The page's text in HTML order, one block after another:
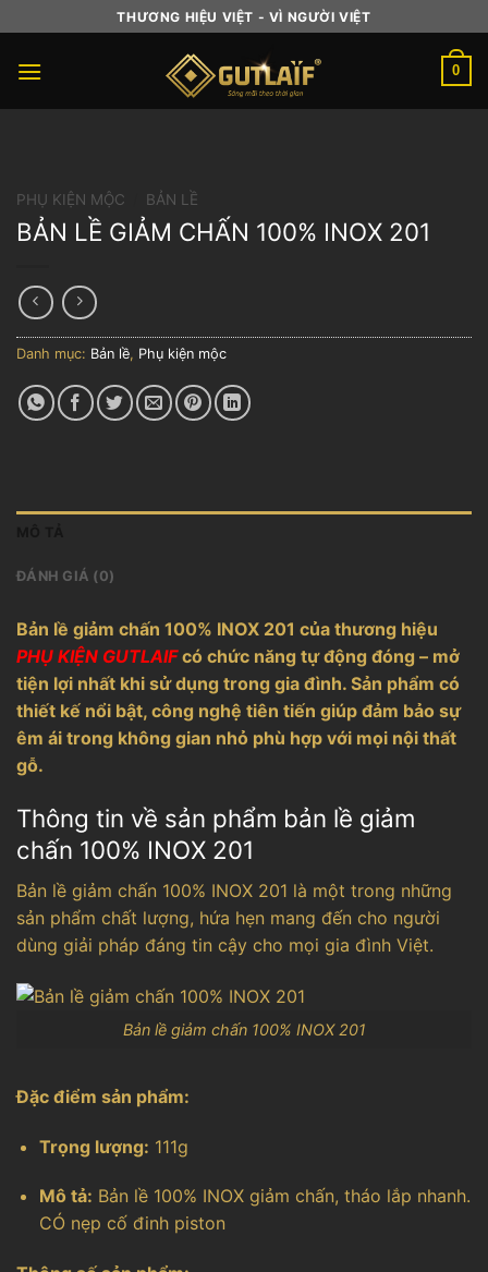
to
content
THƯƠNG HIỆU VIỆT - VÌ NGƯỜI VIỆT
0
PHỤ KIỆN MỘC BẢN LỀ
BẢN LỀ GIẢM CHẤN 100% INOX 201
Danh mục: Bản lề, Phụ kiện mộc
ĐÁNH GIÁ (0)
Bản lề giảm chấn 100% INOX 201 của thương hiệu
PHỤ KIỆN GUTLAIFcó chức năng tự động đóng – mở
tiện lợi nhất khi sử dụng trong gia đình. Sản phẩm có
thiết kế nổi bật, công nghệ tiên tiến giúp đảm bảo sự
êm ái trong không gian nhỏ phù hợp với mọi nội thất
gỗ.
Thông tin về sản phẩm bản lề giảm
chấn 100% INOX 201
Bản lề giảm chấn 100% INOX 201 là một trong những
sản phẩm chất lượng, hứa hẹn mang đến cho người
dùng giải pháp đáng tin cậy cho mọi gia đình Việt.
Bản lề giảm chấn 100% INOX 201
Đặc điểm sản phẩm:
Trọng lượng: 111g
Mô tả: Bản lề 100% INOX giảm chấn, tháo lắp nhanh.
CÓ nẹp cố đinh piston